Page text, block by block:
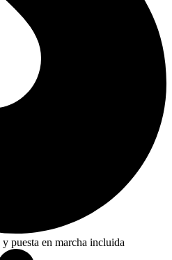
puesta en marcha incluida